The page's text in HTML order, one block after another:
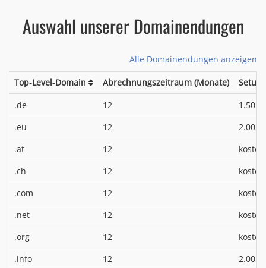
Auswahl unserer Domainendungen
Alle Domainendungen anzeigen
Top-Level-Domain Abrechnungszeitraum (Monate)
.de
12 1.50 €
.eu 12 2.00 €
.at 12
.ch
12
.com
12
.net
12
.org
12
.info
12 2.00 €